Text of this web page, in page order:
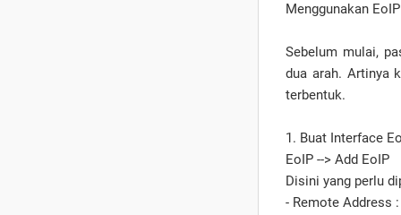
Menggunakan
Sebelum mulai,
dua arah. Artinya
terbentuk.
1. Buat Interface
EoIP --> Add EoIP
Disini yang perlu
- Remote Address